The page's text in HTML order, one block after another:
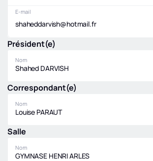
E-mail
shaheddarvish@hotmail.fr
Président(e)
Nom
Shahed DARVISH
Correspondant(e)
Nom
Louise PARAUT
Salle
Nom
GYMNASE HENRI ARLES